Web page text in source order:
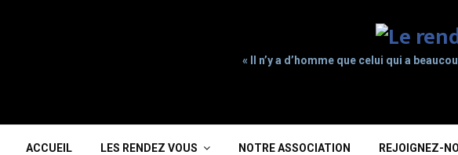
« Il n’y a d’homme que celui qui a
ACCUEIL LES RENDEZ VOUS NOTRE ASSOCIATION REJOIGNEZ-